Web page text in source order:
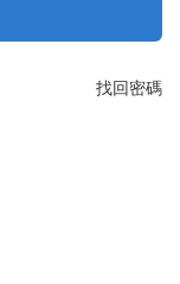
找回密碼